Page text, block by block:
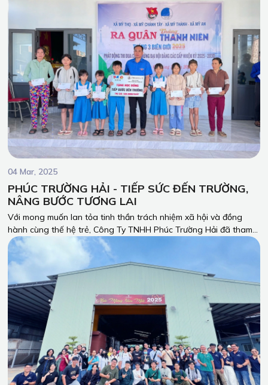
an toàn và 5S cho toàn thể công nhân và nhân viên công ty.
04 Mar, 2025
PHÚC TRƯỜNG HẢI - TIẾP SỨC ĐẾN TRƯỜNG,
NÂNG BƯỚC TƯƠNG LAI
Với mong muốn lan tỏa tinh thần trách nhiệm xã hội và đồng
hành cùng thế hệ trẻ, Công Ty TNHH Phúc Trường Hải đã tham
gia chương trình Ra quân Tháng Thanh niên - Tháng Ba Biên
giới 2025, kết hợp trao học bổng “Tiếp bước đến trường” cho các
em học sinh có hoàn cảnh khó khăn.